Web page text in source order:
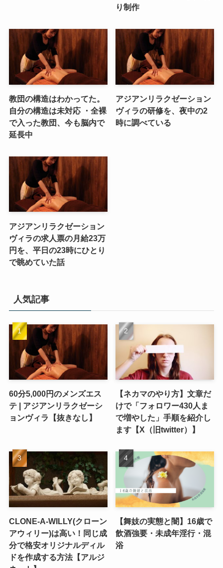
り制作
教団の構造はわかってた。
自分の構造は未対応 ・全裸
で入った教団、今も脳内で
延長中
アジアンリラクゼーション
ヴィラの研修を、夜中の2
時に調べている
アジアンリラクゼーション
ヴィラの求人票の月給23万
円を、平日の23時にひとり
で眺めていた話
人気記事
60分5,000円のメンズエス
テ | アジアンリラクゼーシ
ョンヴィラ【抜きなし】
【ネカマのやり方】文章だ
けで「フォロワー430人ま
で増やした」手順を紹介し
ます【X（旧twitter）】
CLONE-A-WILLY(クローン
アウィリー)は高い！同じ成
分で格安オリジナルディル
ドを作成する方法【アルジ
【舞妓の実態と闇】16歳で
飲酒強要・未成年淫行・混
浴